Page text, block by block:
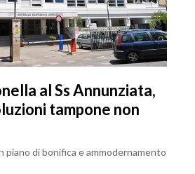
al Ss Annunziata,
tampone non
piano di bonifica e ammodernamento